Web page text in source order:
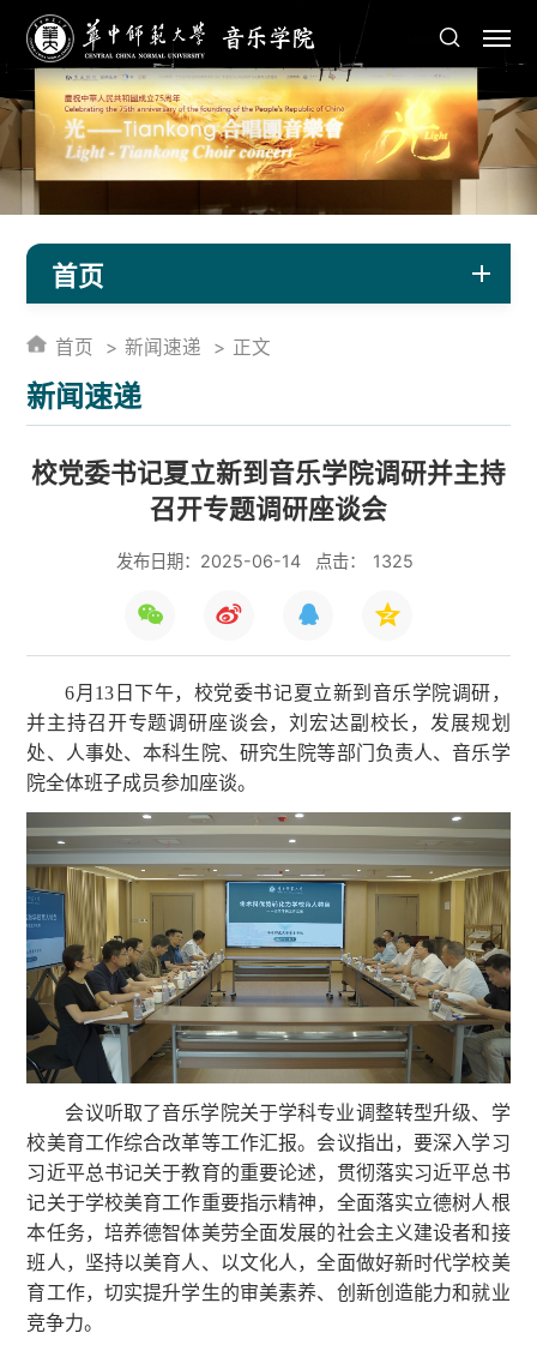
首页
新闻速递
首页 新闻速递 正文
校党委书记夏立新到音乐学院调研并主持
召开专题调研座谈会
发布日期：2025-06-14 点击： 1325
6月13日下午，校党委书记夏立新到音乐学院调研，
并主持召开专题调研座谈会，刘宏达副校长，发展规划
处、人事处、本科生院、研究生院等部门负责人、音乐学
院全体班子成员参加座谈。
会议听取了音乐学院关于学科专业调整转型升级、学
校美育工作综合改革等工作汇报。会议指出，要深入学习
习近平总书记关于教育的重要论述，贯彻落实习近平总书
记关于学校美育工作重要指示精神，全面落实立德树人根
本任务，培养德智体美劳全面发展的社会主义建设者和接
班人，坚持以美育人、以文化人，全面做好新时代学校美
育工作，切实提升学生的审美素养、创新创造能力和就业
竞争力。